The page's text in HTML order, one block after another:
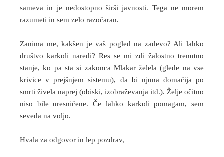
sameva in je nedostopno širši javnosti. Tega ne morem
razumeti in sem zelo razočaran.
Zanima me, kakšen je vaš pogled na zadevo? Ali lahko
društvo karkoli naredi? Res se mi zdi žalostno trenutno
stanje, ko pa sta si zakonca Mlakar želela (glede na vse
krivice v prejšnjem sistemu), da bi njuna domačija po
smrti živela naprej (obiski, izobraževanja itd.). Želje očitno
niso bile uresničene. Če lahko karkoli pomagam, sem
seveda na voljo.
Hvala za odgovor in lep pozdrav,